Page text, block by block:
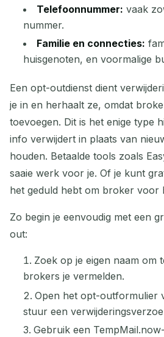
Telefoonnummer: vaak
nummer.
Familie en connecties:
huisgenoten, en voormalige
Een opt-outdienst dient
je in en herhaalt ze, omdat
toevoegen. Dit is het enige type
info verwijdert in plaats van
houden. Betaalde tools zoals
saaie werk voor je. Of je kunt
het geduld hebt om broker voor
Zo begin je eenvoudig met een
out:
Zoek op je eigen naam om
brokers je vermelden.
Open het opt-outformulier
stuur een
Gebruik een